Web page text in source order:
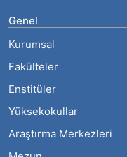
Genel
Kurumsal
Fakülteler
Enstitüler
Yüksekokullar
Araştırma Merkezleri